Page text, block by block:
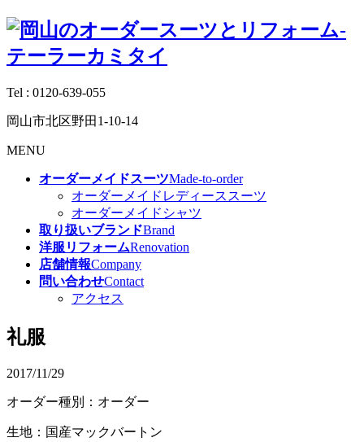
Tel : 0120-639-055
岡山市北区野田1-10-14
MENU
オーダーメイドスーツMade-to-order
オーダーメイドレディーススーツ
オーダーメイドシャツ
取り扱いブランドBrand
洋服リフォームRenovation
店舗情報Company
問い合わせContact
アクセス
礼服
2017/11/29
オーダー種別：オーダー
生地：国産マックバートン